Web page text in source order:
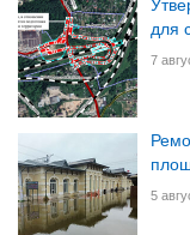
для
7
5